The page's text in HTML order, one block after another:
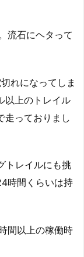
流石にヘタって
れになってしま
以上のトレイル
走っておりまし
トレイルにも挑
時間くらいは持
間以上の稼働時